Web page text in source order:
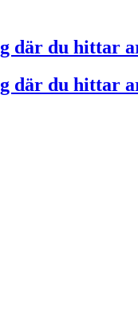
där du hittar
där du hittar